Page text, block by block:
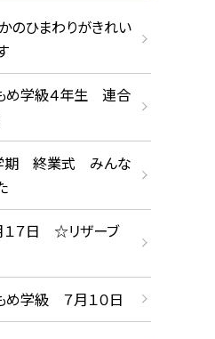
のひまわりがきれい
め学級４年生 連合
期 終業式 みんな
１７日 ☆リザーブ
め学級 ７月１０日